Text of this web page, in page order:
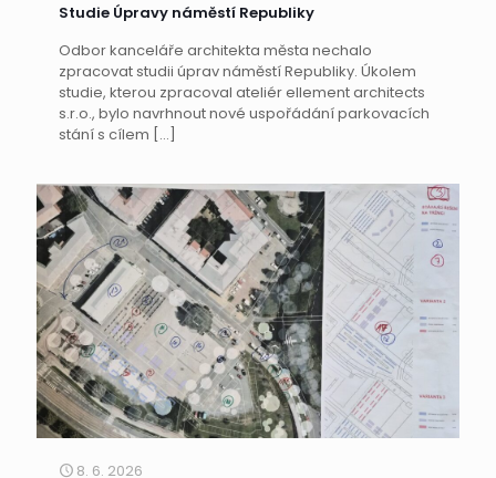
Studie Úpravy náměstí Republiky
Odbor kanceláře architekta města nechalo
zpracovat studii úprav náměstí Republiky. Úkolem
studie, kterou zpracoval ateliér ellement architects
s.r.o., bylo navrhnout nové uspořádání parkovacích
stání s cílem […]
8. 6. 2026